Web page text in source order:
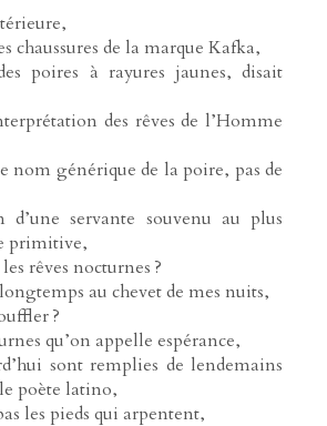
chaussures de la marque Kafka,
poires à rayures jaunes, disait
des rêves de l’Homme
nom générique de la poire, pas de
servante souvenu au plus
primitive,
rêves nocturnes ?
au chevet de mes nuits,
?
qu’on appelle espérance,
sont remplies de lendemains
poète latino,
les pieds qui arpentent,